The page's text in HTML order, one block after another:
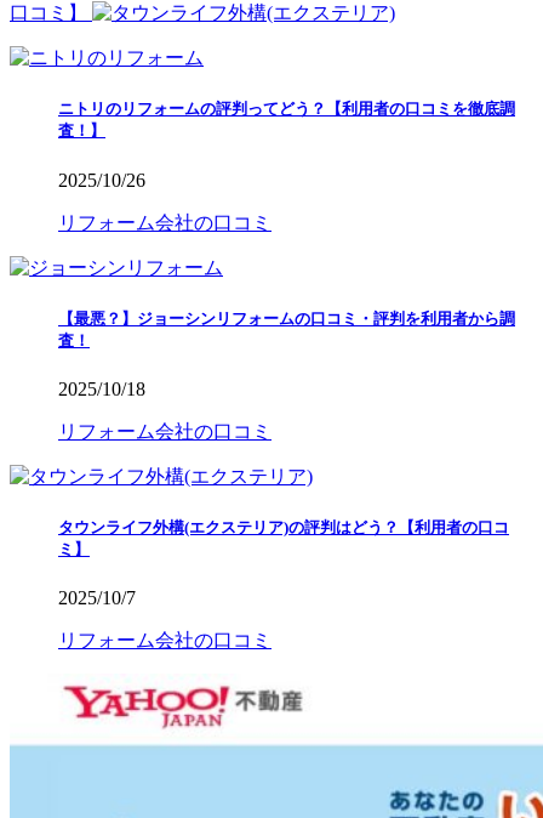
口コミ】
ニトリのリフォームの評判ってどう？【利用者の口コミを徹底調
査！】
2025/10/26
リフォーム会社の口コミ
【最悪？】ジョーシンリフォームの口コミ・評判を利用者から調
査！
2025/10/18
リフォーム会社の口コミ
タウンライフ外構(エクステリア)の評判はどう？【利用者の口コ
ミ】
2025/10/7
リフォーム会社の口コミ